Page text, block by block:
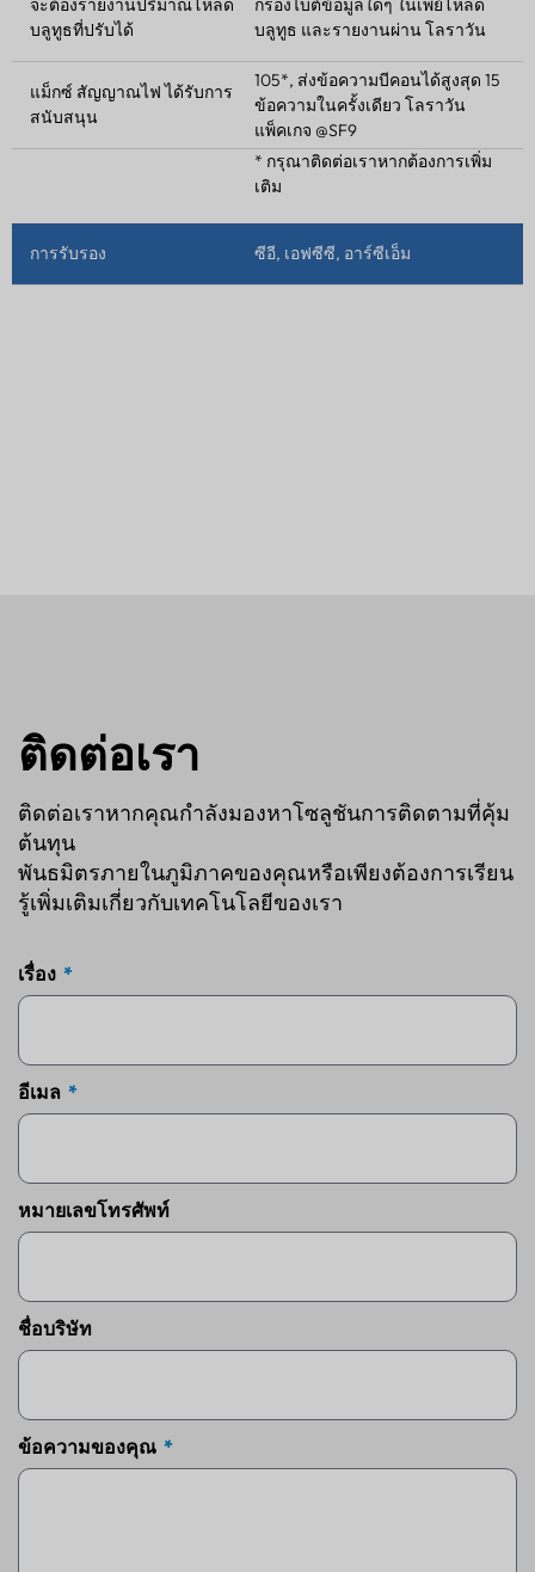
จะต้องรายงานปริมาณโหลด
บลูทูธที่ปรับได้
กรองไบต์ข้อมูลใดๆ ในเพย์โหลด
บลูทูธ และรายงานผ่านโลราวัน
แม็กซ์ สัญญาณไฟได้รับการ
สนับสนุน
105*, ส่งข้อความบีคอนได้สูงสุด 15
ข้อความในครั้งเดียวโลราวัน
แพ็คเกจ @SF9
* กรุณาติดต่อเราหากต้องการเพิ่ม
เติม
การรับรอง ซีอี, เอฟซีซี, อาร์ซีเอ็ม
ติดต่อเรา
ติดต่อเราหากคุณกำลังมองหาโซลูชันการติดตามที่คุ้ม
ต้นทุน
พันธมิตรภายในภูมิภาคของคุณหรือเพียงต้องการเรียน
รู้เพิ่มเติมเกี่ยวกับเทคโนโลยีของเรา
เรื่อง
อีเมล
หมายเลขโทรศัพท์
ชื่อบริษัท
ข้อความของคุณ